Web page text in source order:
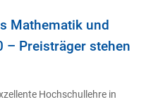
Mathematik und
– Preisträger stehen
Hochschullehre in